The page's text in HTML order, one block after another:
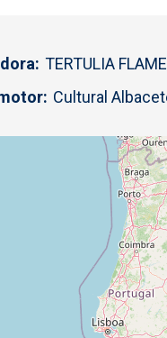
TERTULIA
Cultural